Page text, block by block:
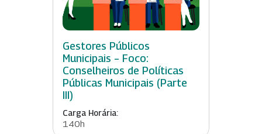
Gestores Públicos
Municipais – Foco:
Conselheiros de Políticas
Públicas Municipais (Parte
III)
Carga Horária:
140h